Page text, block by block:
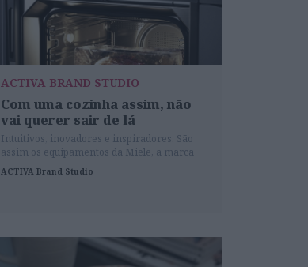
ACTIVA BRAND STUDIO
Com uma cozinha assim, não
vai querer sair de lá
Intuitivos, inovadores e inspiradores. São
assim os equipamentos da Miele, a marca
alemã líder mundial em eletrodomésticos
premium que, com 120 anos de história, está
ACTIVA Brand Studio